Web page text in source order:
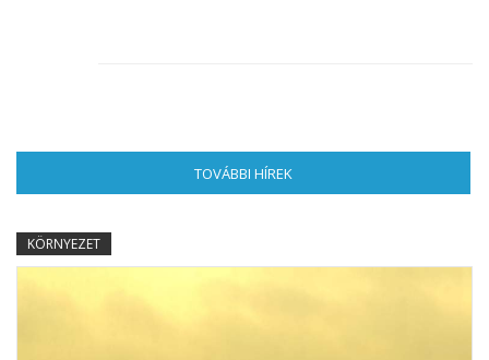
TOVÁBBI HÍREK
KÖRNYEZET